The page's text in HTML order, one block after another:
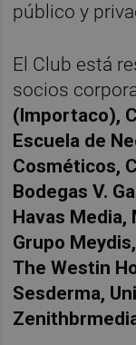
público y
El Club está
socios
(Importaco),
Escuela de
Cosméticos,
Bodegas V.
Havas Media,
Grupo
The Westin
Sesderma,